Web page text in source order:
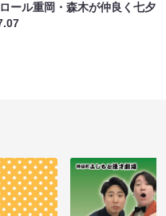
ール重岡・森木が仲良く七夕